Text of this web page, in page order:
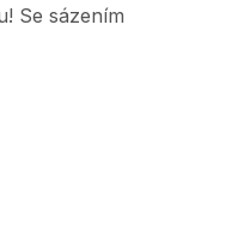
Se sázením